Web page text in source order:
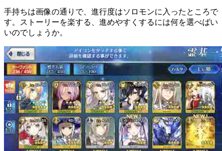
手持ちは画像の通りで、進行度はソロモンに入ったところで
す。ストーリーを楽する、進めやすくするには何を選べばい
いのでしょうか。